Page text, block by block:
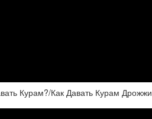
Курам?/Как Давать Курам Дрожжи